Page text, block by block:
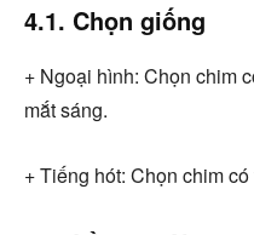
4.1. Chọn giống
+ Ngoại hình: Chọn chim
mắt sáng.
+ Tiếng hót: Chọn chim